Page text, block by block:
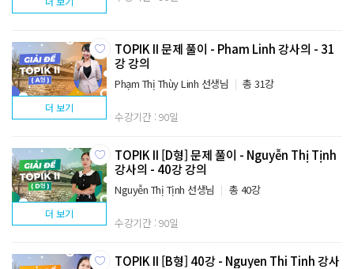
TOPIK II 문제 풀이 - Pham Linh 강사의 - 31
강 강의
Phạm Thị Thùy Linh 선생님 총 31강
수강기간 : 90일
더 보기
TOPIK II [D형] 문제 풀이 - Nguyễn Thị Tịnh
강사의 - 40강 강의
Nguyễn Thị Tịnh 선생님 총 40강
수강기간 : 90일
더 보기
TOPIK II [B형] 40강 - Nguyen Thi Tinh 강사